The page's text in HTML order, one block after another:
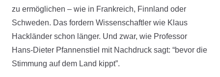
zu ermöglichen – wie in Frankreich, Finnland oder
Schweden. Das fordern Wissenschaftler wie Klaus
Hackländer schon länger. Und zwar, wie Professor
Hans-Dieter Pfannenstiel mit Nachdruck sagt: “bevor die
Stimmung auf dem Land kippt”.